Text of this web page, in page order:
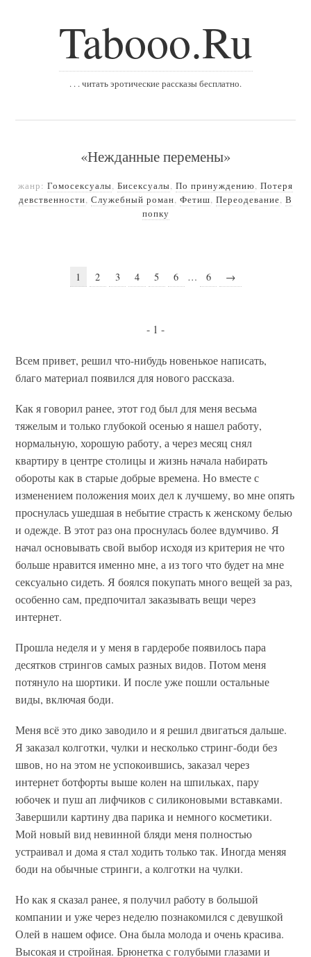
Tabooo.Ru
. . . читать эротические рассказы бесплатно.
«Нежданные перемены»
жанр: Гомосексуалы, Бисексуалы, По принуждению, Потеря
девственности, Служебный роман, Фетиш, Переодевание, В
попку
1 2 3 4 5 6 … 6 →
- 1 -
Всем привет, решил что-нибудь новенькое написать,
благо материал появился для нового рассказа.
Как я говорил ранее, этот год был для меня весьма
тяжелым и только глубокой осенью я нашел работу,
нормальную, хорошую работу, а через месяц снял
квартиру в центре столицы и жизнь начала набирать
обороты как в старые добрые времена. Но вместе с
изменением положения моих дел к лучшему, во мне опять
проснулась ушедшая в небытие страсть к женскому белью
и одежде. В этот раз она проснулась более вдумчиво. Я
начал основывать свой выбор исходя из критерия не что
больше нравится именно мне, а из того что будет на мне
сексуально сидеть. Я боялся покупать много вещей за раз,
особенно сам, предпочитал заказывать вещи через
интернет.
Прошла неделя и у меня в гардеробе появилось пара
десятков стрингов самых разных видов. Потом меня
потянуло на шортики. И после уже пошли остальные
виды, включая боди.
Меня всё это дико заводило и я решил двигаться дальше.
Я заказал колготки, чулки и несколько стринг-боди без
швов, но на этом не успокоившись, заказал через
интернет ботфорты выше колен на шпильках, пару
юбочек и пуш ап лифчиков с силиконовыми вставками.
Завершили картину два парика и немного косметики.
Мой новый вид невинной бляди меня полностью
устраивал и дома я стал ходить только так. Иногда меняя
боди на обычные стринги, а колготки на чулки.
Но как я сказал ранее, я получил работу в большой
компании и уже через неделю познакомился с девушкой
Олей в нашем офисе. Она была молода и очень красива.
Высокая и стройная. Брюнетка с голубыми глазами и